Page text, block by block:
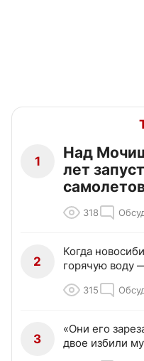
1
Над
лет
318
2
Когда
горячую воду
315
3
«Они его
двое избили